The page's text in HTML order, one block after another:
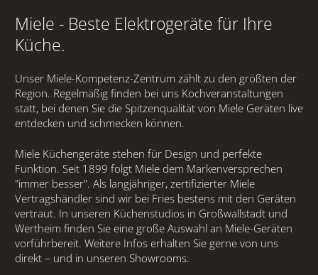
Handwerkspartner
KÜCHEN
MUSTERWOHNUNG
REFERENZEN
NEWS & EVENTS
KONTAKT
AGB
Miele - Beste Elektrogeräte für Ihre
Küche.
Unser Miele-Kompetenz-Zentrum zählt zu den größten der
Region. Regelmäßig finden bei uns Kochveranstaltungen
statt, bei denen Sie die Spitzenqualität von Miele Geräten live
entdecken und schmecken können.
Miele Küchengeräte stehen für Design und perfekte
Funktion. Seit 1899 folgt Miele dem Markenversprechen
"immer besser". Als langjähriger, zertifizierter Miele
Vertragshändler sind wir bei Fries bestens mit den Geräten
vertraut. In unseren Küchenstudios in Großwallstadt und
Wertheim finden Sie eine große Auswahl an Miele-Geräten
vorführbereit. Weitere Infos erhalten Sie gerne von uns
direkt – und in unseren Showrooms.